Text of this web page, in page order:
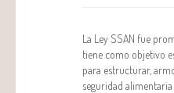
La Ley SSAN fue
tiene como objetivo
para estructurar,
seguridad